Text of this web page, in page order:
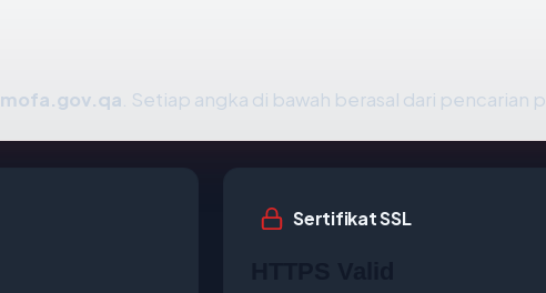
mofa.gov.qa . Setiap angka di bawah berasal dari pencarian
Sertifikat SSL